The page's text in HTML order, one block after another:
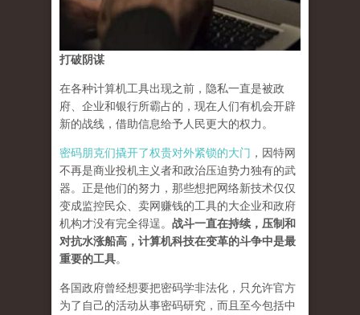
打破阴谋
在各种计算机工具出现之前，隐私一直是被政
府、企业和银行所霸占的，现在人们有机会开辟
新的战线，借助信息给予人民更大的权力。
密码朋克们撬开了权贵对外紧锁的大门 ，因特网
不再是商业投机主义者和政治压迫势力独有的武
器。正是他们的努力，那些想把网络新技术仅仅
变成监控民众、卖网赚钱的工具的大企业和政府
机构才没有完全得逞。 战斗一直在持续，压制和
对抗水涨船高，计算机科技在变革的斗争中是最
重要的工具。
各国政府曾经想要把密码学非法化，只允许官方
为了自己的活动从事密码研究，而且至今包括中